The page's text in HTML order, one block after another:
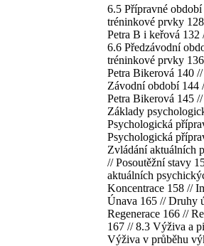
6.5 Přípravné
tréninkové prvky
Petra В i keřová 132
6.6 Předzávodní
tréninkové prvky
Petra Bikerová 140
Závodní období 144
Petra Bikerová 145
Základy
Psychologická
Psychologická
Zvládání aktuálních
// Posoutěžní stavy
aktuálních
Koncentrace 158 //
Únava 165 // Druhy
Regenerace 166 //
167 // 8.3 Výživa a
Výživa v průběhu